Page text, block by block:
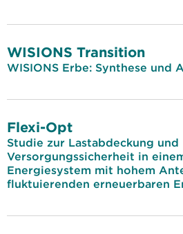
WISIONS Transition
WISIONS Erbe: Synthese und
Flexi-Opt
Studie zur Lastabdeckung und
Versorgungssicherheit in
Energiesystem mit hohem
fluktuierenden erneuerbaren